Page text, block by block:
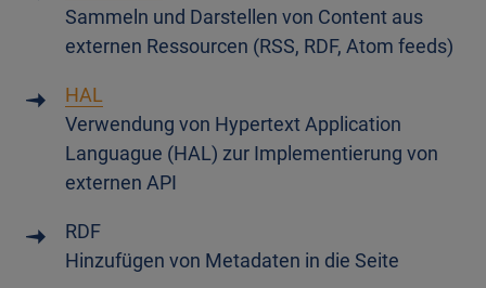
Sammeln und Darstellen von Content aus
externen Ressourcen (RSS, RDF, Atom feeds)
HAL
Verwendung von Hypertext Application
Languague (HAL) zur Implementierung von
externen API
RDF
Hinzufügen von Metadaten in die Seite